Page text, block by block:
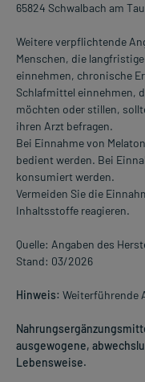
65824 Schwalbach am
Weitere verpflichtende
Menschen, die
einnehmen, chronische
Schlafmittel einnehmen,
möchten oder stillen,
ihren Arzt befragen.
Bei Einnahme von
bedient werden. Bei
konsumiert werden.
Vermeiden Sie die
Inhaltsstoffe reagieren.
Quelle: Angaben des
Stand: 03/2026
Hinweis: Weiterführende
ausgewogene,
Lebensweise.